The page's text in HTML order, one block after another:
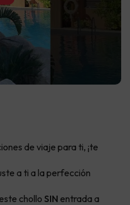
de viaje para ti, ¡te
a ti a la perfección
chollo SIN entrada a